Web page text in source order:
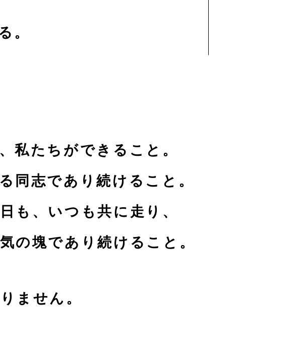
。
私たちができること。
同志であり続けること。
も、 いつも共に走り、
の塊であり続けること。
ません。